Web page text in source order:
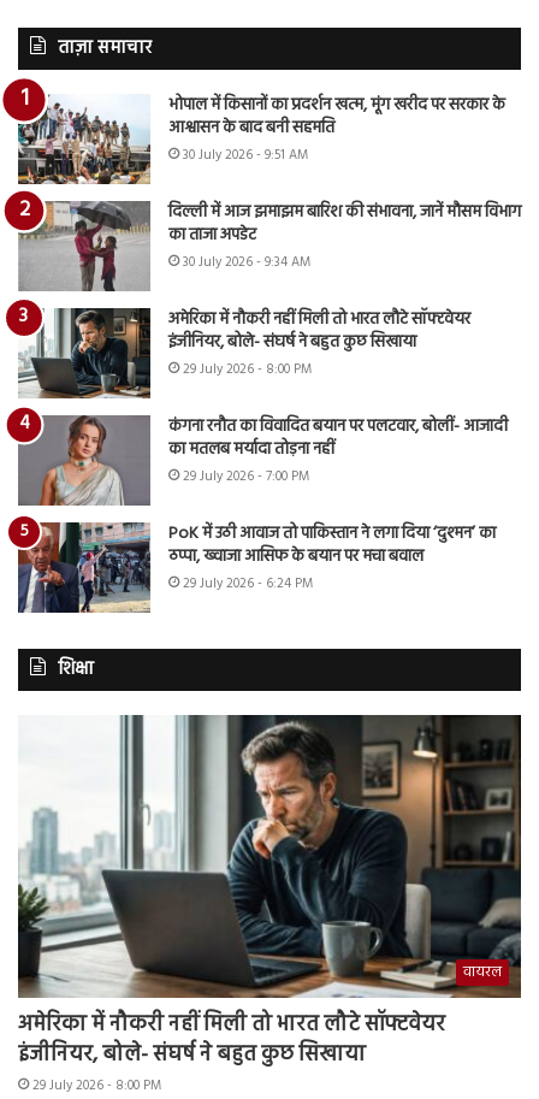
ताज़ा समाचार
भोपाल में किसानों का प्रदर्शन खत्म, मूंग खरीद पर सरकार के
आश्वासन के बाद बनी सहमति
30 July 2026 - 9:51 AM
दिल्ली में आज झमाझम बारिश की संभावना, जानें मौसम विभाग
का ताजा अपडेट
30 July 2026 - 9:34 AM
अमेरिका में नौकरी नहीं मिली तो भारत लौटे सॉफ्टवेयर
इंजीनियर, बोले- संघर्ष ने बहुत कुछ सिखाया
29 July 2026 - 8:00 PM
कंगना रनौत का विवादित बयान पर पलटवार, बोलीं- आजादी
का मतलब मर्यादा तोड़ना नहीं
29 July 2026 - 7:00 PM
PoK में उठी आवाज तो पाकिस्तान ने लगा दिया ‘दुश्मन’ का
ठप्पा, ख्वाजा आसिफ के बयान पर मचा बवाल
29 July 2026 - 6:24 PM
शिक्षा
वायरल
अमेरिका में नौकरी नहीं मिली तो भारत लौटे सॉफ्टवेयर
इंजीनियर, बोले- संघर्ष ने बहुत कुछ सिखाया
29 July 2026 - 8:00 PM